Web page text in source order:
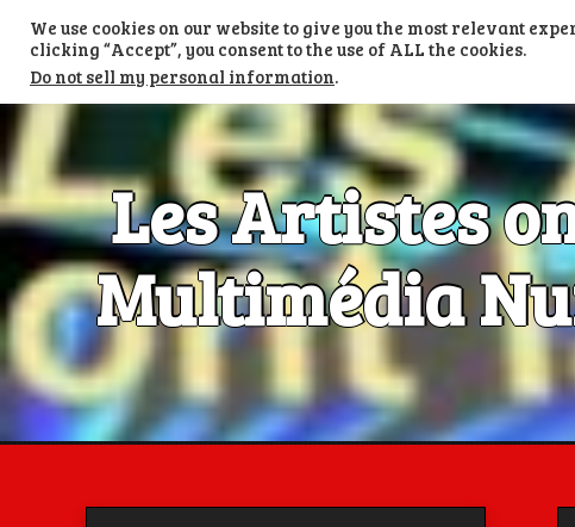
content
TV LES ARTISTES ONT LA PAROLE
Les Artistes
Multimédia
We use cookies on our website to give you the most relevant
clicking “Accept”, you consent to the use of ALL the cookies.
Do not sell my personal information.